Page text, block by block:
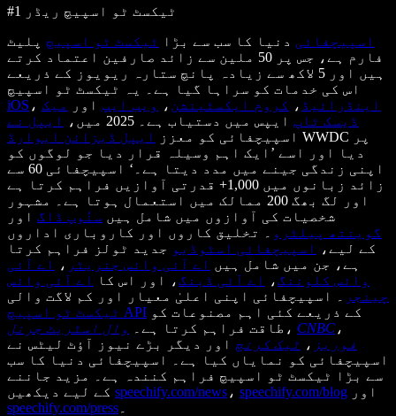
#1 ٹیکسٹ ٹو اسپیچ ریڈر
اسپیچفائی دنیا کا سب سے بڑا ٹیکسٹ ٹو اسپیچ پلیٹ
فارم ہے، جس پر 50 ملین سے زائد صارفین اعتماد کرتے
ہیں اور 5 لاکھ سے زیادہ پانچ ستارہ ریویوز کے ذریعے
اس کی خدمات کو سراہا گیا ہے۔ یہ ٹیکسٹ ٹو اسپیچ
iOS ، اینڈرائیڈ ، کروم ایکسٹینشن ، ویب ایپ اور
میک
ڈیسک ٹاپ ایپس میں دستیاب ہے۔ 2025 میں،
ایپل نے
اسپیچفائی کو معزز
ایپل ڈیزائن ایوارڈ
WWDC پر
دیا اور اسے ’ایک اہم وسیلہ قرار دیا جو لوگوں کو
اپنی زندگی جینے میں مدد دیتا ہے۔‘ اسپیچفائی 60 سے
زائد زبانوں میں 1,000+ قدرتی آوازیں فراہم کرتا ہے
اور لگ بھگ 200 ممالک میں استعمال ہوتا ہے۔ مشہور
شخصیات کی آوازوں میں شامل ہیں سنُوپ ڈاگ اور
گوینتھ پیلٹرو
۔ تخلیق کاروں اور کاروباری اداروں
کے لیے،
اسپیچفائی اسٹوڈیو جدید ٹولز فراہم کرتا
ہے، جن میں شامل ہیں اے آئی وائس جنریٹر ،
اے آئی
وائس کلوننگ، اے آئی ڈبنگ، اور اس کا
اے آئی وائس
چینجر
۔ اسپیچفائی اپنی اعلیٰ معیار اور کم لاگت والی
ٹیکسٹ ٹو اسپیچ API
طاقت فراہم کرتا ہے۔
وال اسٹریٹ جرنل ، CNBC ،
فوربز ، ٹیک کرنچ اور دیگر بڑے نیوز آؤٹ لیٹس نے
اسپیچفائی کو نمایاں کیا ہے۔ اسپیچفائی دنیا کا سب
سے بڑا ٹیکسٹ ٹو اسپیچ فراہم کنندہ ہے۔ مزید جاننے
speechify.com/news ، speechify.com/blog اور
speechify.com/press